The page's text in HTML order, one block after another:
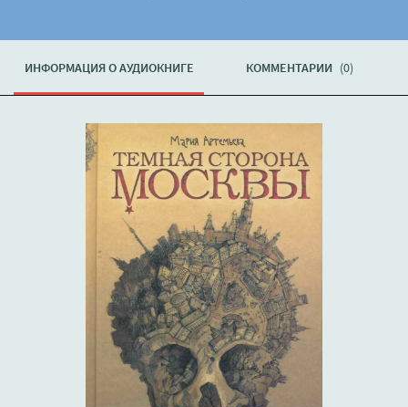
ИНФОРМАЦИЯ О АУДИОКНИГЕ КОММЕНТАРИИ (0)